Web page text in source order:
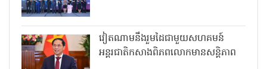
វៀតណាមនឹងរួមដៃជាមួយសហគមន៍
អន្តរជាតិកសាងពិភពលោកមានសន្តិភាព